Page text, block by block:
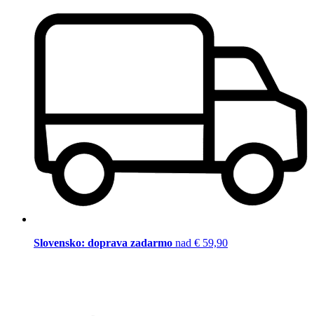
Slovensko: doprava zadarmo nad € 59,90